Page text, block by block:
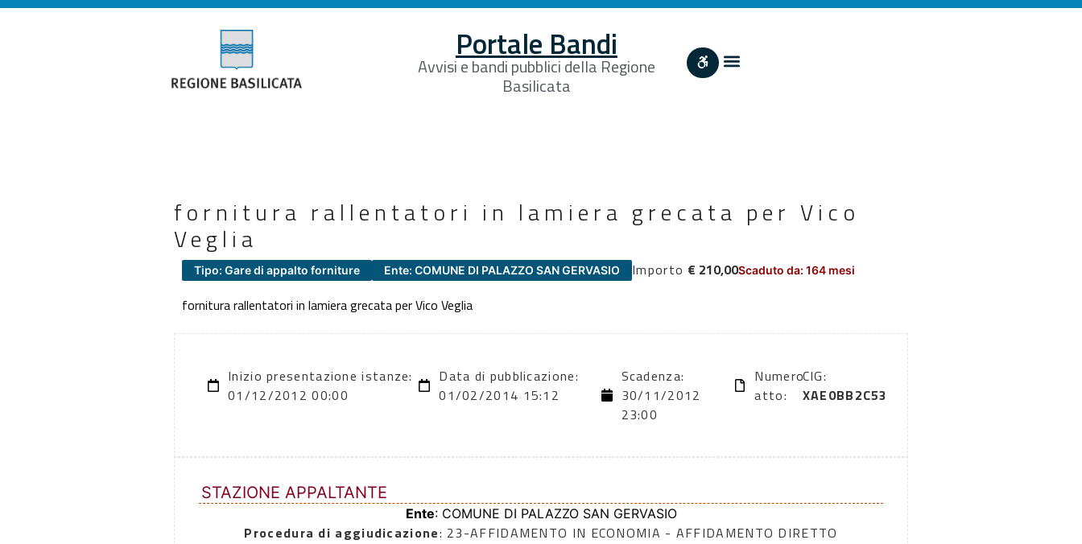
Portale Bandi
Avvisi e bandi pubblici della Regione
Basilicata
fornitura rallentatori in lamiera grecata per Vico
Veglia
Tipo: Gare di appalto forniture Ente: COMUNE DI PALAZZO SAN GERVASIO Importo € 210,00Scaduto da: 164 mesi
fornitura rallentatori in lamiera grecata per Vico Veglia
Inizio presentazione istanze:
01/12/2012 00:00
Data di pubblicazione:
01/02/2014 15:12
Scadenza:
30/11/2012
23:00
Numero
atto:
CIG:
XAE0BB2C53
STAZIONE APPALTANTE
Ente: COMUNE DI PALAZZO SAN GERVASIO
Procedura di aggiudicazione: 23-AFFIDAMENTO IN ECONOMIA - AFFIDAMENTO DIRETTO